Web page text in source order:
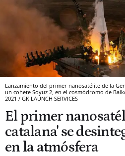
Lanzamiento del primer nanosatélite de la
un cohete Soyuz 2, en el cosmódromo de
2021 / GK LAUNCH SERVICES
El primer
catalana' se
en la atmósfera